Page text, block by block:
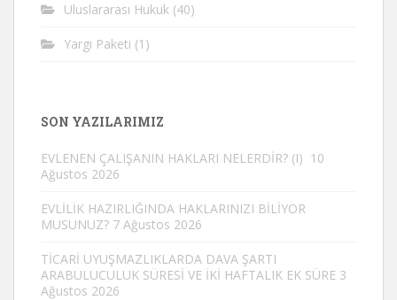
Uluslararası Hukuk (40)
Yargı Paketi (1)
SON YAZILARIMIZ
EVLENEN ÇALIŞANIN HAKLARI NELERDİR? (I) 10
Ağustos 2026
EVLİLİK HAZIRLIĞINDA HAKLARINIZI BİLİYOR
MUSUNUZ? 7 Ağustos 2026
TİCARİ UYUŞMAZLIKLARDA DAVA ŞARTI
ARABULUCULUK SÜRESİ VE İKİ HAFTALIK EK SÜRE 3
Ağustos 2026